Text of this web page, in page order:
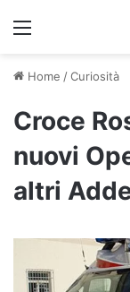
Menu
Home /Curiosità
Croce
nuovi
altri